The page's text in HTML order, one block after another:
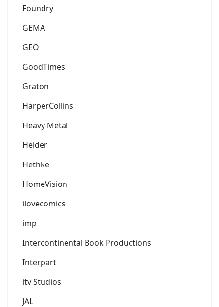
Foundry
GEMA
GEO
GoodTimes
Graton
HarperCollins
Heavy Metal
Heider
Hethke
HomeVision
ilovecomics
imp
Intercontinental Book Productions
Interpart
itv Studios
JAL